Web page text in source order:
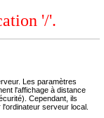
'/'.
Les paramètres
l'affichage à distance
Cependant, ils
serveur local.